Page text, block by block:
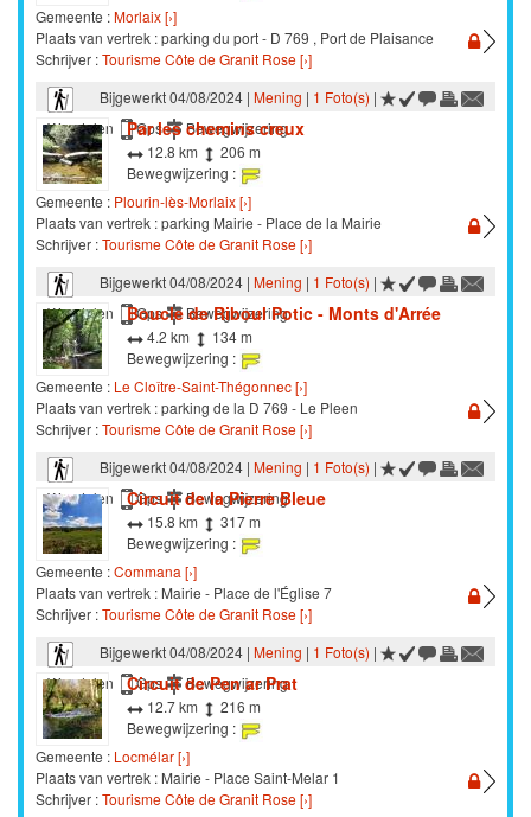
Gemeente :Morlaix [›]
Plaats van vertrek : parking du port - D 769 , Port de Plaisance
Schrijver :Tourisme Côte de Granit Rose [›]
Bijgewerkt 04/08/2024 | Mening | 1 Foto(s) |
Wandelen
Gps Bewegwijzering
Par les chemins creux
12.8 km
206 m
Bewegwijzering :
Gemeente : Plourin-lès-Morlaix [›]
Plaats van vertrek : parking Mairie - Place de la Mairie
Schrijver :Tourisme Côte de Granit Rose [›]
Bijgewerkt 04/08/2024 | Mening | 1 Foto(s) |
Wandelen
Gps Bewegwijzering
Boucle de Riboul Potic - Monts d'Arrée
4.2 km
134 m
Bewegwijzering :
Gemeente : Le Cloître-Saint-Thégonnec [›]
Plaats van vertrek : parking de la D 769 - Le Pleen
Schrijver :Tourisme Côte de Granit Rose [›]
Bijgewerkt 04/08/2024 | Mening | 1 Foto(s) |
Wandelen
Gps Bewegwijzering
Circuit de la Pierre Bleue
15.8 km
317 m
Bewegwijzering :
Gemeente :Commana [›]
Plaats van vertrek : Mairie - Place de l'Église 7
Schrijver :Tourisme Côte de Granit Rose [›]
Bijgewerkt 04/08/2024 | Mening | 1 Foto(s) |
Wandelen
Gps Bewegwijzering
Circuit de Pen ar Prat
12.7 km
216 m
Bewegwijzering :
Gemeente : Locmélar [›]
Plaats van vertrek : Mairie - Place Saint-Melar 1
Schrijver :Tourisme Côte de Granit Rose [›]